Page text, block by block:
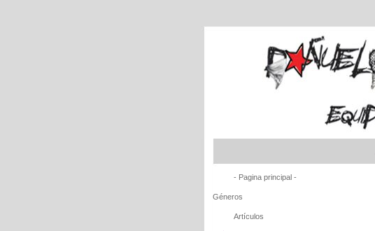
- Pagina principal -
Géneros
Artículos